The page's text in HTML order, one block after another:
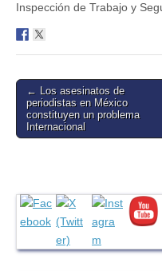
Inspección de Trabajo y
Post
navigation
← Los asesinatos de
periodistas en México
constituyen un problema
Internacional